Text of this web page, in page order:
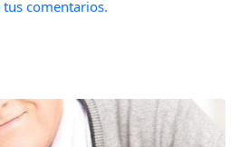
comentarios.